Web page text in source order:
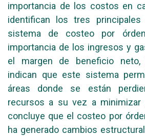
importancia de los costos en
identifican los tres principales
sistema de costeo por
importancia de los ingresos y
el margen de beneficio neto,
indican que este sistema
áreas donde se están
recursos a su vez a minimizar
concluye que el costeo por
ha generado cambios